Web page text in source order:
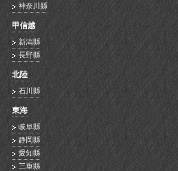
神奈川縣
甲信越
新潟縣
長野縣
北陸
石川縣
東海
岐阜縣
静岡縣
愛知縣
三重縣